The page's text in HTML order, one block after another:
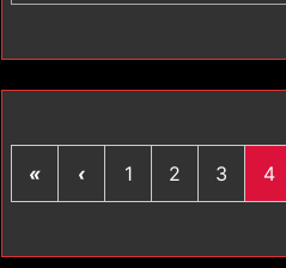
« ‹ 1 2 3 4